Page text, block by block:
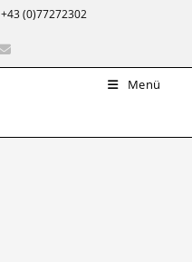
+43 (0)77272302
Menü